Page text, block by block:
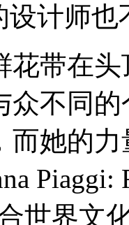
设计师
花带在
众不同
而她的
Piaggi:
世界文